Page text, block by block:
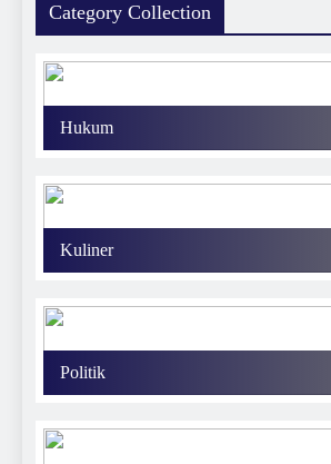
Category Collection
Hukum
Kuliner
Politik